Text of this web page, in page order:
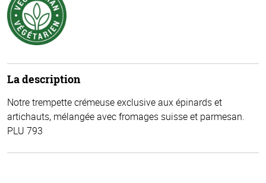
La description
Notre trempette crémeuse exclusive aux épinards et
artichauts, mélangée avec fromages suisse et parmesan.
PLU 793